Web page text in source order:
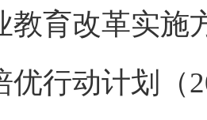
教育改革实施
优行动计划（